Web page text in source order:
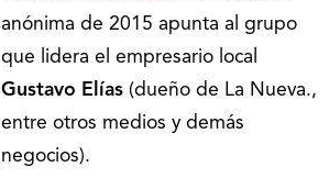
anónima de 2015 apunta al grupo
que lidera el empresario local
Gustavo Elías (dueño de La Nueva.,
entre otros medios y demás
negocios).